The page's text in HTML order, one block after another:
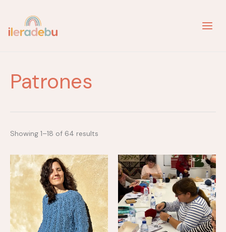
contenido
Patrones
Showing 1–18 of 64 results